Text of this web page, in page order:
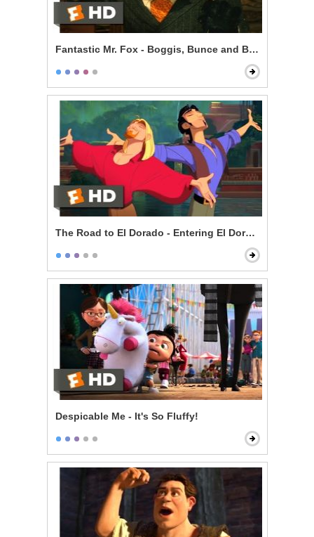
Fantastic Mr. Fox - Boggis, Bunce and Bean
The Road to El Dorado - Entering El Dorado
Despicable Me - It's So Fluffy!